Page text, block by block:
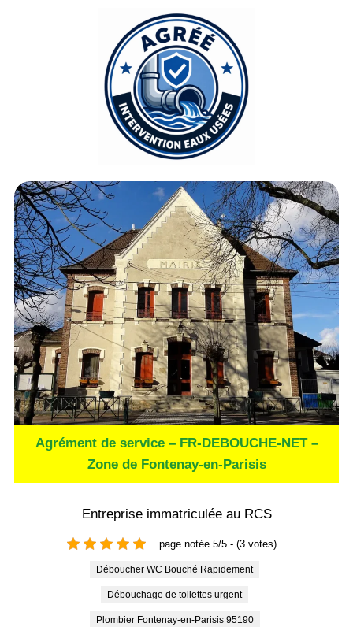
Agrément de service – FR-DEBOUCHE-NET –
Zone de Fontenay-en-Parisis
Entreprise immatriculée au RCS
page notée 5/5 - (3 votes)
Déboucher WC Bouché Rapidement
Débouchage de toilettes urgent
Plombier Fontenay-en-Parisis 95190